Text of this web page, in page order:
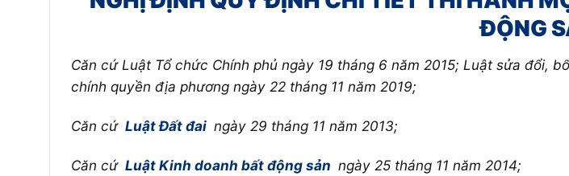
ĐỘNG
Căn cứ Luật Tổ chức Chính phủ ngày 19 tháng 6 năm 2015; Luật sửa đổi,
chính quyền địa phương ngày 22 tháng 11 năm 2019;
Căn cứ Luật Đất đai ngày 29 tháng 11 năm 2013;
Căn cứ Luật Kinh doanh bất động sản ngày 25 tháng 11 năm 2014;